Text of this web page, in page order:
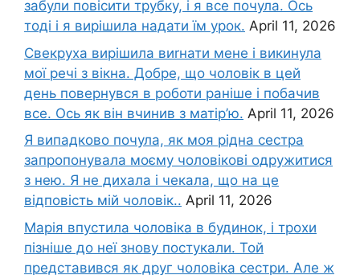
забули повісити трубку, і я все почула. Ось
тоді і я вирішила надати їм урок. April 11, 2026
Свекруха вирішила виrнати мене і викинула
мої речі з вікна. Добре, що чоловік в цей
день повернувся в роботи раніше і побачив
все. Ось як він вчинив з матір’ю. April 11, 2026
Я випадково почула, як моя рідна сестра
запропонувала моєму чоловікові одружитися
з нею. Я не дихала і чекала, що на це
відповість мій чоловік.. April 11, 2026
Марія впустила чоловіка в будинок, і трохи
пізніше до неї знову постукали. Той
представився як друг чоловіка сестри. Але ж